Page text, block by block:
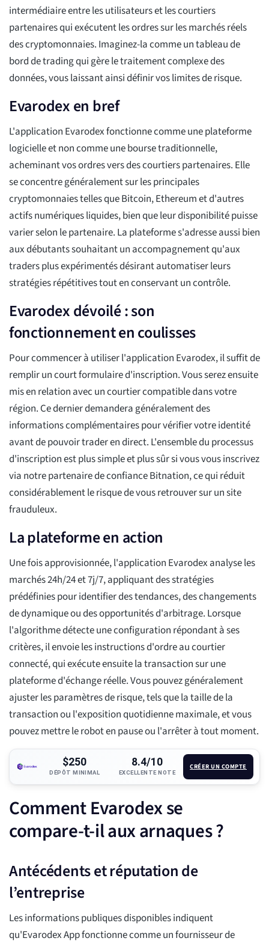
intermédiaire entre les utilisateurs et les courtiers
partenaires qui exécutent les ordres sur les marchés réels
des cryptomonnaies. Imaginez-la comme un tableau de
bord de trading qui gère le traitement complexe des
données, vous laissant ainsi définir vos limites de risque.
Evarodex en bref
L'application Evarodex fonctionne comme une plateforme
logicielle et non comme une bourse traditionnelle,
acheminant vos ordres vers des courtiers partenaires. Elle
se concentre généralement sur les principales
cryptomonnaies telles que Bitcoin, Ethereum et d'autres
actifs numériques liquides, bien que leur disponibilité puisse
varier selon le partenaire. La plateforme s'adresse aussi bien
aux débutants souhaitant un accompagnement qu'aux
traders plus expérimentés désirant automatiser leurs
stratégies répétitives tout en conservant un contrôle.
Evarodex dévoilé : son
fonctionnement en coulisses
Pour commencer à utiliser l'application Evarodex, il suffit de
remplir un court formulaire d'inscription. Vous serez ensuite
mis en relation avec un courtier compatible dans votre
région. Ce dernier demandera généralement des
informations complémentaires pour vérifier votre identité
avant de pouvoir trader en direct. L'ensemble du processus
d'inscription est plus simple et plus sûr si vous vous inscrivez
via notre partenaire de confiance Bitnation, ce qui réduit
considérablement le risque de vous retrouver sur un site
frauduleux.
La plateforme en action
Une fois approvisionnée, l'application Evarodex analyse les
marchés 24h/24 et 7j/7, appliquant des stratégies
prédéfinies pour identifier des tendances, des changements
de dynamique ou des opportunités d'arbitrage. Lorsque
l'algorithme détecte une configuration répondant à ses
critères, il envoie les instructions d'ordre au courtier
connecté, qui exécute ensuite la transaction sur une
plateforme d'échange réelle. Vous pouvez généralement
ajuster les paramètres de risque, tels que la taille de la
transaction ou l'exposition quotidienne maximale, et vous
pouvez mettre le robot en pause ou l'arrêter à tout moment.
$250
DÉPÔT MINIMAL
8.4/10
EXCELLENTE NOTE
CRÉER UN COMPTE
Comment Evarodex se
compare-t-il aux arnaques ?
Antécédents et réputation de
l’entreprise
Les informations publiques disponibles indiquent
qu'Evarodex App fonctionne comme un fournisseur de